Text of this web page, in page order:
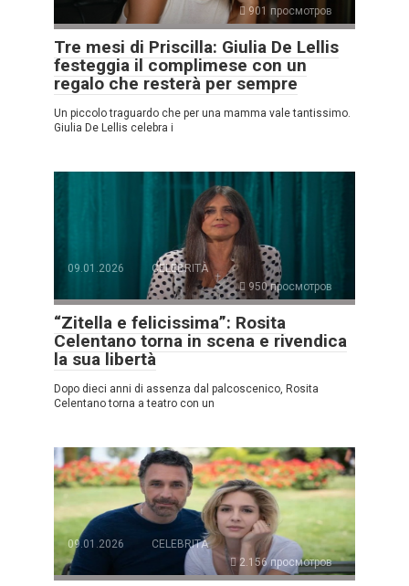
901 просмотров
Tre mesi di Priscilla: Giulia De Lellis
festeggia il complimese con un
regalo che resterà per sempre
Un piccolo traguardo che per una mamma vale tantissimo.
Giulia De Lellis celebra i
09.01.2026
CELEBRITÀ
950 просмотров
“Zitella e felicissima”: Rosita
Celentano torna in scena e rivendica
la sua libertà
Dopo dieci anni di assenza dal palcoscenico, Rosita
Celentano torna a teatro con un
09.01.2026
CELEBRITÀ
2.156 просмотров